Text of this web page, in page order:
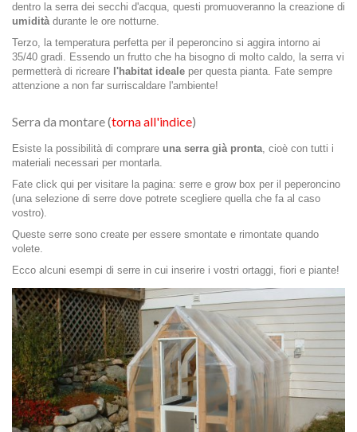
dentro la serra dei secchi d'acqua, questi promuoveranno la creazione di
umiditàdurante le ore notturne.
Terzo, la temperatura perfetta per il peperoncino si aggira intorno ai
35/40 gradi. Essendo un frutto che ha bisogno di molto caldo, la serra vi
permetterà di ricreare l'habitat ideale per questa pianta. Fate sempre
attenzione a non far surriscaldare l'ambiente!
Serra da montare (torna all'indice)
Esiste la possibilità di comprare una serra già pronta, cioè con tutti i
materiali necessari per montarla.
Fate click qui per visitare la pagina: serre e grow box per il peperoncino
(una selezione di serre dove potrete scegliere quella che fa al caso
vostro).
Queste serre sono create per essere smontate e rimontate quando
volete.
Ecco alcuni esempi di serre in cui inserire i vostri ortaggi, fiori e piante!